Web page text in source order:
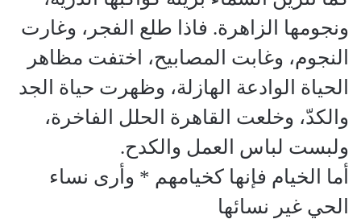
ونجومها الزاهرة. فاذا طلع الفجر، وغارت
النجوم، وغابت المصابيح، اختفت مظاهر
الحياة الوادعة الهازلة، وظهرت حياة الجد
والكدّ، وخلعت القاهرة الحلل الفاخرة،
ولبست لباس العمل والكدح.
أما الخيام فإنها كخيامهم * وأرى نساء
الحي غير نسائها